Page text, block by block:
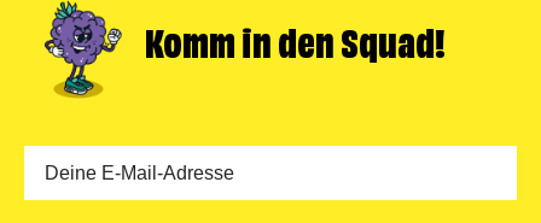
Komm in den Squad!